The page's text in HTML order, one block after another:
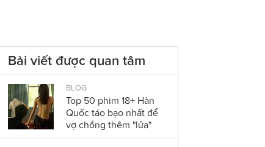
Bài viết được quan tâm
BLOG
Top 50 phim 18+ Hàn
Quốc táo bạo nhất để
vợ chồng thêm "lửa"